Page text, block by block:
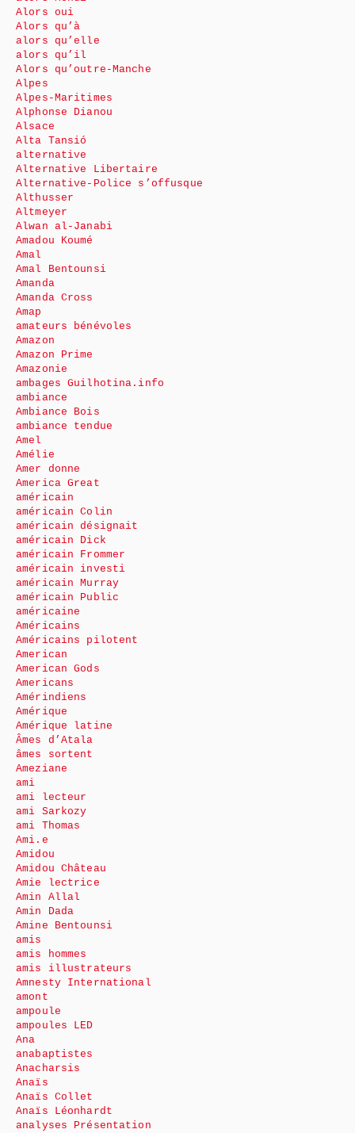
Alors oui
Alors qu’à
alors qu’elle
alors qu’il
Alors qu’outre-Manche
Alpes
Alpes-Maritimes
Alphonse Dianou
Alsace
Alta Tansió
alternative
Alternative Libertaire
Alternative-Police s’offusque
Althusser
Altmeyer
Alwan al-Janabi
Amadou Koumé
Amal
Amal Bentounsi
Amanda
Amanda Cross
Amap
amateurs bénévoles
Amazon
Amazon Prime
Amazonie
ambages Guilhotina.info
ambiance
Ambiance Bois
ambiance tendue
Amel
Amélie
Amer donne
America Great
américain
américain Colin
américain désignait
américain Dick
américain Frommer
américain investi
américain Murray
américain Public
américaine
Américains
Américains pilotent
American
American Gods
Americans
Amérindiens
Amérique
Amérique latine
Âmes d’Atala
âmes sortent
Ameziane
ami
ami lecteur
ami Sarkozy
ami Thomas
Ami.e
Amidou
Amidou Château
Amie lectrice
Amin Allal
Amin Dada
Amine Bentounsi
amis
amis hommes
amis illustrateurs
Amnesty International
amont
ampoule
ampoules LED
Ana
anabaptistes
Anacharsis
Anaïs
Anaïs Collet
Anaïs Léonhardt
analyses Présentation